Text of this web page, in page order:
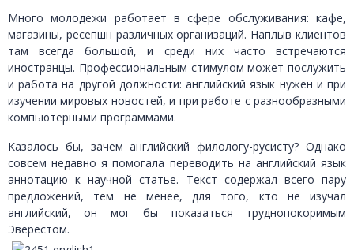
Много молодежи работает в сфере обслуживания: кафе,
магазины, ресепшн различных организаций. Наплыв клиентов
там всегда большой, и среди них часто встречаются
иностранцы. Профессиональным стимулом может послужить
и работа на другой должности: английский язык нужен и при
изучении мировых новостей, и при работе с разнообразными
компьютерными программами.
Казалось бы, зачем английский филологу-русисту? Однако
совсем недавно я помогала переводить на английский язык
аннотацию к научной статье. Текст содержал всего пару
предложений, тем не менее, для того, кто не изучал
английский, он мог бы показаться труднопокоримым
Эверестом.